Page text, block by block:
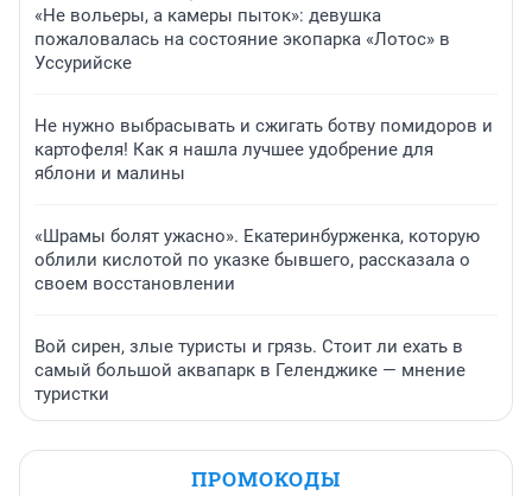
«Не вольеры, а камеры пыток»: девушка
пожаловалась на состояние экопарка «Лотос» в
Уссурийске
Не нужно выбрасывать и сжигать ботву помидоров и
картофеля! Как я нашла лучшее удобрение для
яблони и малины
«Шрамы болят ужасно». Екатеринбурженка, которую
облили кислотой по указке бывшего, рассказала о
своем восстановлении
Вой сирен, злые туристы и грязь. Стоит ли ехать в
самый большой аквапарк в Геленджике — мнение
туристки
ПРОМОКОДЫ